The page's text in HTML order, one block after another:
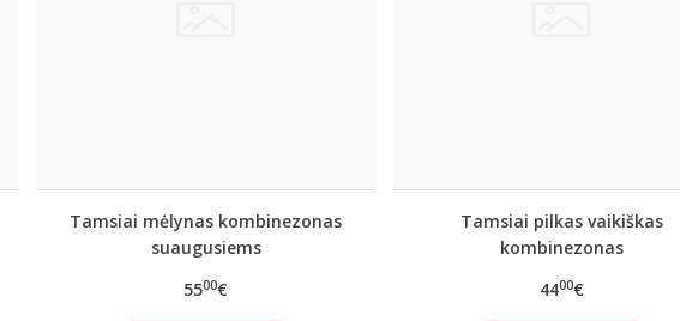
Tamsiai mėlynas kombinezonas
suaugusiems
5500€
Tamsiai pilkas vaikiškas
kombinezonas
4400€